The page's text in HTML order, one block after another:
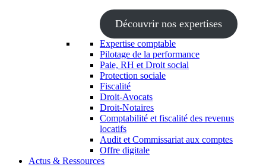
Découvrir nos expertises
Expertise comptable
Pilotage de la performance
Paie, RH et Droit social
Protection sociale
Fiscalité
Droit-Avocats
Droit-Notaires
Comptabilité et fiscalité des revenus
locatifs
Audit et Commissariat aux comptes
Offre digitale
Actus & Ressources